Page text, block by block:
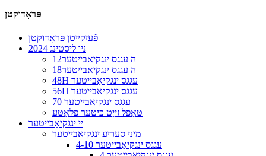
פּראָדוקטן
פֿעיִקייטן פּראָדוקטן
2024 ניו ליסטינג
12ה עגגס ינגקיאַבייטער
18ה עגגס ינגקיאַבייטער
48H עגגס ינגקיאַבייטער
56H עגגס ינגקיאַבייטער
70 עגגס ינגקיאַבייטער
טאָפּל זייַט כיטער פּלאַטע
יי ינגקיאַבייטער
מיני סעריע ינגקיאַבייטער
4-10 עגגס ינגקיאַבייטער